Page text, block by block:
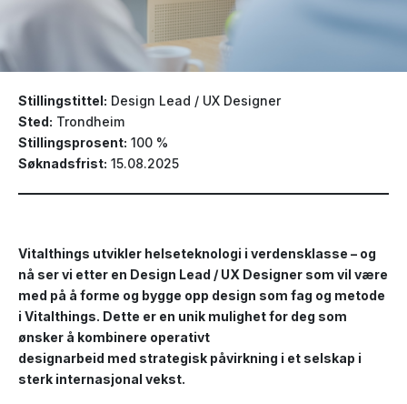
Stillingstittel: Design Lead / UX Designer
Sted: Trondheim
Stillingsprosent: 100 %
Søknadsfrist: 15.08.2025
Vitalthings utvikler helseteknologi i verdensklasse – og
nå ser vi etter en Design Lead / UX Designer som vil være
med på å forme og bygge opp design som fag og metode
i Vitalthings. Dette er en unik mulighet for deg som
ønsker å kombinere operativt
designarbeid med strategisk påvirkning i et selskap i
sterk internasjonal vekst.